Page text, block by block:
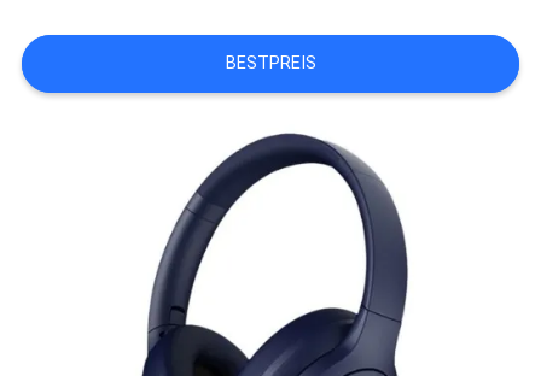
WERKSBESICHTIGUNG
QUALITÄTSKONTROLLE
BESTPREIS